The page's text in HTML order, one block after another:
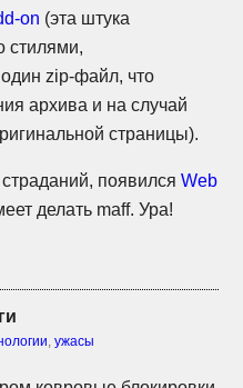
on (эта штука
стилями,
одинzip-файл, что
архива и на случай
страницы).
страданий, появилсяWeb
делать maff. Ура!
,ужасы